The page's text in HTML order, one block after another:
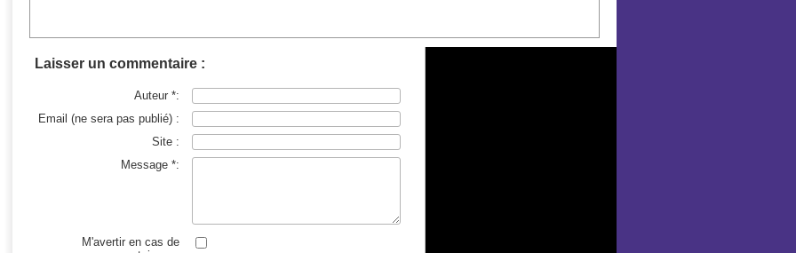
Laisser un commentaire :
Auteur *:
Email (ne sera pas publié) :
Site :
Message *:
M'avertir en cas de